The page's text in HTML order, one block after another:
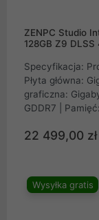
ZENPC Studio
128GB Z9 DLSS
Specyfikacja:
Płyta główna:
graficzna:
GDDR7 |
(4x32GB)
2TB M.2 PCIe
Chłodzenie
CR360
22 499,00 zł
Wysyłka gratis